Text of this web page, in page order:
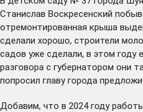
Станислав Воскресенский
отремонтированная крыша
сделали хорошо, строители
садов уже сделали, в этом году
разговора с губернатором они
попросил главу города
Добавим, что в 2024 году